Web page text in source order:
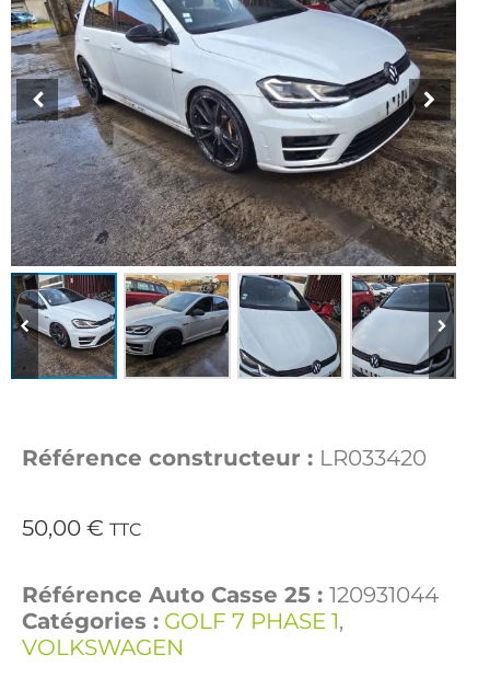
Référence constructeur : LR033420
50,00 € TTC
Référence Auto Casse 25 : 120931044
Catégories : GOLF 7 PHASE 1,
VOLKSWAGEN